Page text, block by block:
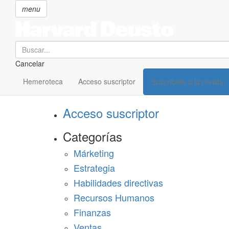
menu
Search
Cancelar
Hemeroteca
Acceso suscriptor Suscríbete a la revista
SECCIONES
Suscríbete a Harvard Deusto
Acceso suscriptor
Categorías
Márketing
Estrategia
Habilidades directivas
Recursos Humanos
Finanzas